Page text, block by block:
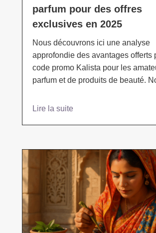
parfum pour des offres
exclusives en 2025
Nous découvrons ici une analyse
approfondie des avantages offerts
code promo Kalista pour les
parfum et de produits de beauté.
Lire la suite